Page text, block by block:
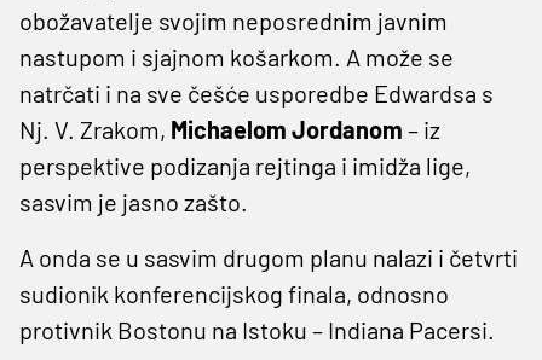
obožavatelje svojim neposrednim javnim
nastupom i sjajnom košarkom. A može se
natrčati i na sve češće usporedbe Edwardsa s
Nj. V. Zrakom, Michaelom Jordanom – iz
perspektive podizanja rejtinga i imidža lige,
sasvim je jasno zašto.
A onda se u sasvim drugom planu nalazi i četvrti
sudionik konferencijskog finala, odnosno
protivnik Bostonu na Istoku – Indiana Pacersi.